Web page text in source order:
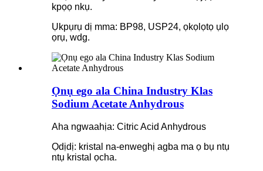
kpọọ nkụ.
Ụkpụrụ dị mma: BP98, USP24, ọkọlọtọ ụlọ
ọrụ, wdg.
Ọnụ ego ala China Industry Klas
Sodium Acetate Anhydrous
Aha ngwaahịa: Citric Acid Anhydrous
Ọdịdị: kristal na-enweghị agba ma ọ bụ ntụ
ntụ kristal ọcha.